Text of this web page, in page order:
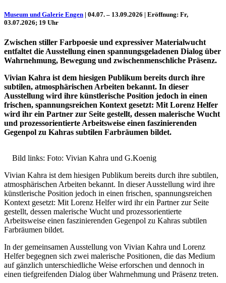
Uli Rothfuss
Buchtipps von Prof. Uli Rothfuss
Harald Schwiers
Museum und Galerie Engen | 04.07. – 13.09.2026 | Eröffnung: Fr,
03.07.2026; 19 Uhr
Zwischen stiller Farbpoesie und expressiver Materialwucht
entfaltet die Ausstellung einen spannungsgeladenen Dialog über
Wahrnehmung, Bewegung und zwischenmenschliche Präsenz.
Vivian Kahra ist dem hiesigen Publikum bereits durch ihre
subtilen, atmosphärischen Arbeiten bekannt. In dieser
Ausstellung wird ihre künstlerische Position jedoch in einen
frischen, spannungsreichen Kontext gesetzt: Mit Lorenz Helfer
wird ihr ein Partner zur Seite gestellt, dessen malerische Wucht
und prozessorientierte Arbeitsweise einen faszinierenden
Gegenpol zu Kahras subtilen Farbräumen bildet.
Bild links: Foto: Vivian Kahra und G.Koenig
Vivian Kahra ist dem hiesigen Publikum bereits durch ihre subtilen,
atmosphärischen Arbeiten bekannt. In dieser Ausstellung wird ihre
künstlerische Position jedoch in einen frischen, spannungsreichen
Kontext gesetzt: Mit Lorenz Helfer wird ihr ein Partner zur Seite
gestellt, dessen malerische Wucht und prozessorientierte
Arbeitsweise einen faszinierenden Gegenpol zu Kahras subtilen
Farbräumen bildet.
In der gemeinsamen Ausstellung von Vivian Kahra und Lorenz
Helfer begegnen sich zwei malerische Positionen, die das Medium
auf gänzlich unterschiedliche Weise erforschen und dennoch in
einen tiefgreifenden Dialog über Wahrnehmung und Präsenz treten.